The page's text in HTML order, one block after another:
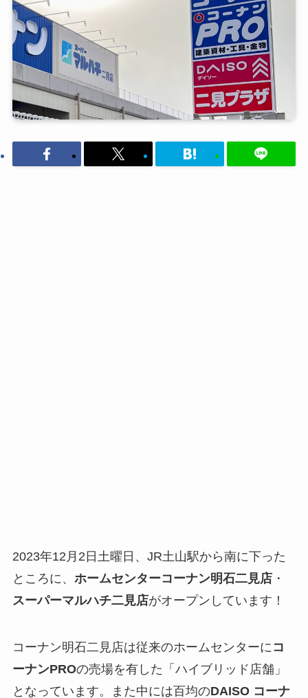
2023年12月2日土曜日、JR土山駅から南に下った
ところに、 ホームセンターコーナン明石二見店・
スーパーマルハチ二見店がオープンしています！
コーナン明石二見店は従来のホームセンターにコ
ーナンPROの売場を有した「ハイブリッド店舗」
となっています。また中には百均のDAISO コーナ